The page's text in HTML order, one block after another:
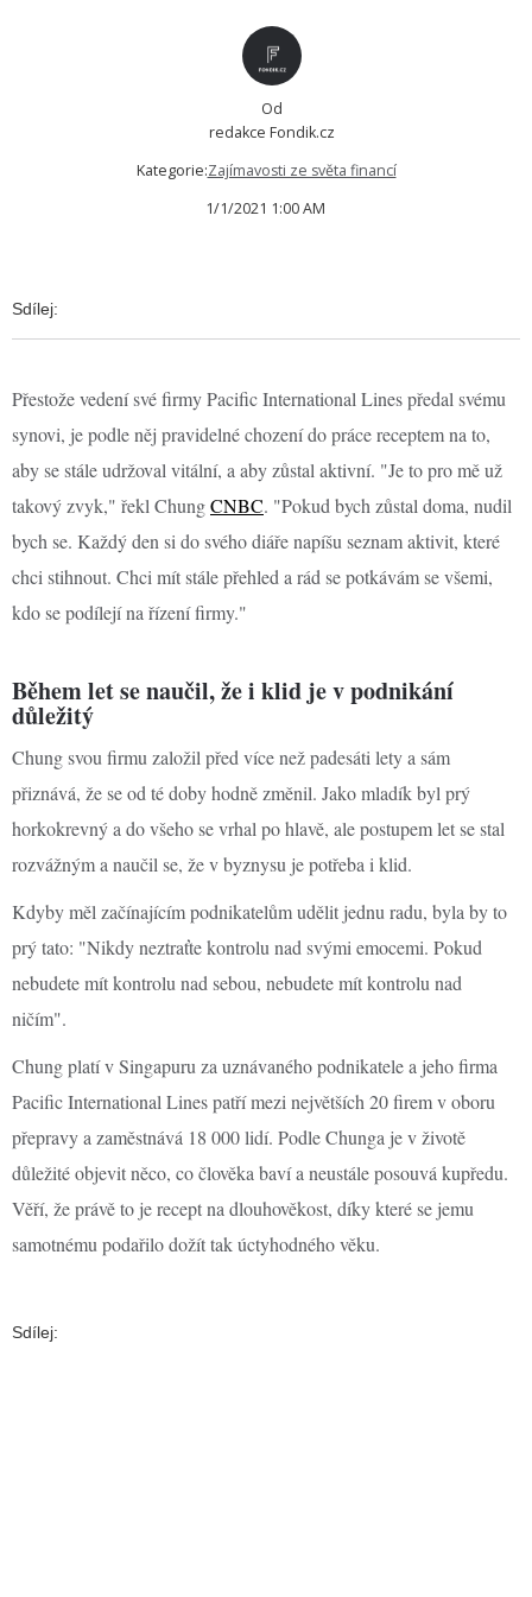
Od
redakce Fondik.cz
Kategorie:Zajímavosti ze světa financí
1/1/2021 1:00 AM
Sdílej:
Přestože vedení své firmy Pacific International Lines předal svému
synovi, je podle něj pravidelné chození do práce receptem na to,
aby se stále udržoval vitální, a aby zůstal aktivní. "Je to pro mě už
takový zvyk," řekl ChungCNBC. "Pokud bych zůstal doma, nudil
bych se. Každý den si do svého diáře napíšu seznam aktivit, které
chci stihnout. Chci mít stále přehled a rád se potkávám se všemi,
kdo se podílejí na řízení firmy."
Během let se naučil, že i klid je v podnikání
důležitý
Chung svou firmu založil před více než padesáti lety a sám
přiznává, že se od té doby hodně změnil. Jako mladík byl prý
horkokrevný a do všeho se vrhal po hlavě, ale postupem let se stal
rozvážným a naučil se, že v byznysu je potřeba i klid.
Kdyby měl začínajícím podnikatelům udělit jednu radu, byla by to
prý tato: "Nikdy neztraťte kontrolu nad svými emocemi. Pokud
nebudete mít kontrolu nad sebou, nebudete mít kontrolu nad
ničím".
Chung platí v Singapuru za uznávaného podnikatele a jeho firma
Pacific International Lines patří mezi největších 20 firem v oboru
přepravy a zaměstnává 18 000 lidí. Podle Chunga je v životě
důležité objevit něco, co člověka baví a neustále posouvá kupředu.
Věří, že právě to je recept na dlouhověkost, díky které se jemu
samotnému podařilo dožít tak úctyhodného věku.
Sdílej: